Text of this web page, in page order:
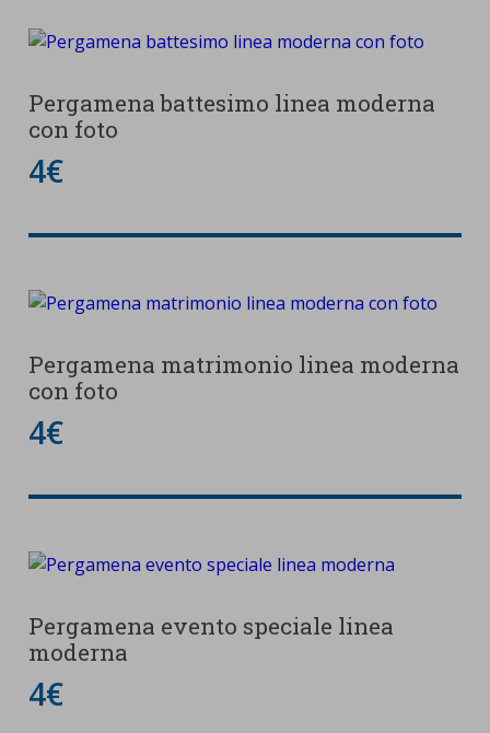
Pergamena battesimo linea moderna
con foto
4€
Pergamena matrimonio linea moderna
con foto
4€
Pergamena evento speciale linea
moderna
4€